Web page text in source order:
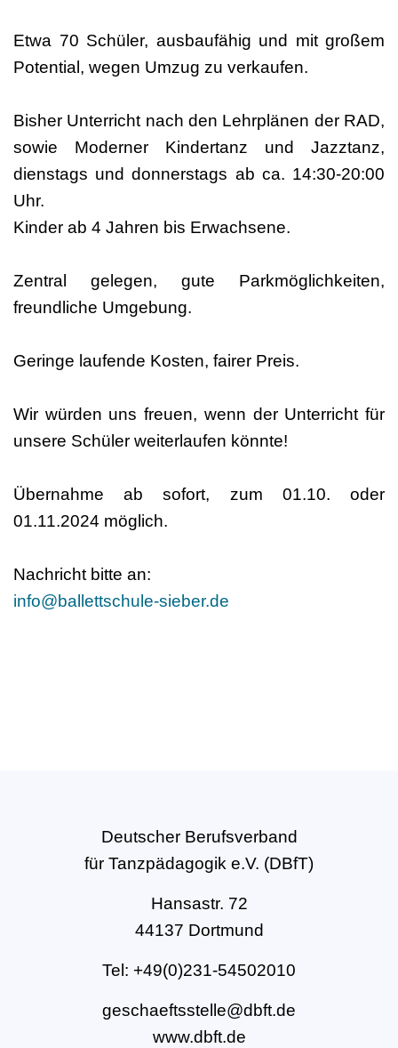
Etwa 70 Schüler, ausbaufähig und mit großem
Potential, wegen Umzug zu verkaufen.
Bisher Unterricht nach den Lehrplänen der RAD,
sowie Moderner Kindertanz und Jazztanz,
dienstags und donnerstags ab ca. 14:30-20:00
Uhr.
Kinder ab 4 Jahren bis Erwachsene.
Zentral gelegen, gute Parkmöglichkeiten,
freundliche Umgebung.
Geringe laufende Kosten, fairer Preis.
Wir würden uns freuen, wenn der Unterricht für
unsere Schüler weiterlaufen könnte!
Übernahme ab sofort, zum 01.10. oder
01.11.2024 möglich.
Nachricht bitte an:
info@ballettschule-sieber.de
Deutscher Berufsverband
für Tanzpädagogik e.V. (DBfT)
Hansastr. 72
44137 Dortmund
Tel: +49(0)231-54502010
geschaeftsstelle@dbft.de
www.dbft.de